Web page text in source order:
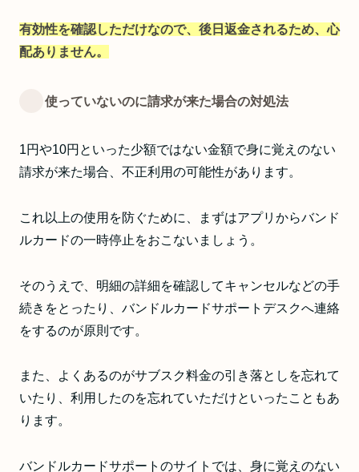
有効性を確認しただけなので、後日返金されるため、心
配ありません。
使っていないのに請求が来た場合の対処法
1円や10円といった少額ではない金額で身に覚えのない
請求が来た場合、不正利用の可能性があります。
これ以上の使用を防ぐために、まずはアプリからバンド
ルカードの一時停止をおこないましょう。
そのうえで、明細の詳細を確認してキャンセルなどの手
続きをとったり、バンドルカードサポートデスクへ連絡
をするのが原則です。
また、よくあるのがサブスク料金の引き落としを忘れて
いたり、利用したのを忘れていただけといったこともあ
ります。
バンドルカードサポートのサイトでは、身に覚えのない